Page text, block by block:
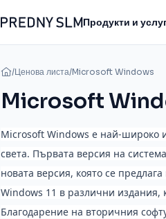
Продукти и
/Ценова листа/Microsoft Windows
Microsoft
Microsoft Windows е най-широко
света. Първата версия на
новата версия, която се
Windows 11 в различни издания,
Благодарение на вторичния